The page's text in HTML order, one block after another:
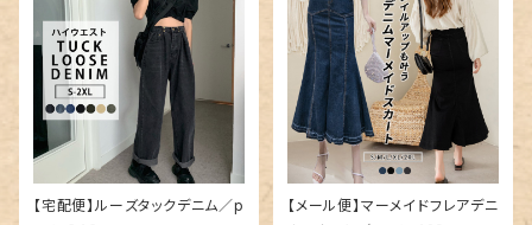
【宅配便】ルーズタックデニム／p
【メール便】マーメイドフレアデニ